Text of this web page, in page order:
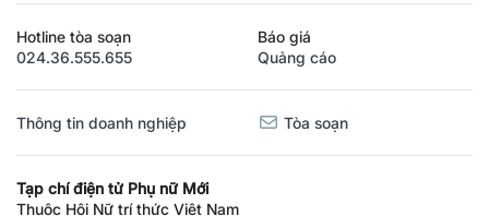
Hotline tòa soạn
024.36.555.655
Báo giá
Quảng cáo
Thông tin doanh nghiệp Tòa soạn
Tạp chí điện tử Phụ nữ Mới
Thuộc Hội Nữ trí thức Việt Nam